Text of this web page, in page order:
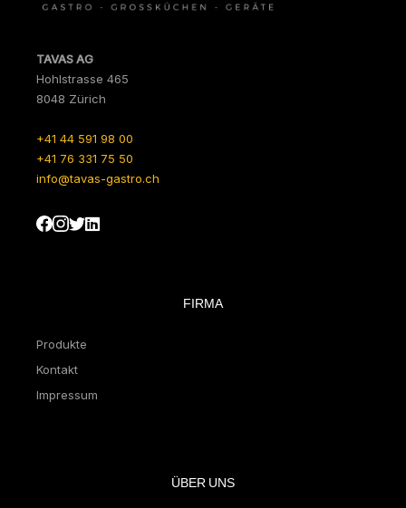
TAVAS AG
Hohlstrasse 465
8048 Zürich
+41 44 591 98 00
+41 76 331 75 50
info@tavas-gastro.ch
FIRMA
Produkte
Kontakt
Impressum
ÜBER UNS